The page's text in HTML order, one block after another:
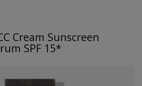
Cream Sunscreen
SPF 15*